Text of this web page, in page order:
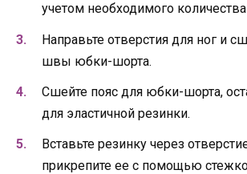
учетом необходимого количества
Направьте отверстия для ног и
швы юбки-шорта.
Сшейте пояс для юбки-шорта,
для эластичной резинки.
Вставьте резинку через
прикрепите ее с помощью